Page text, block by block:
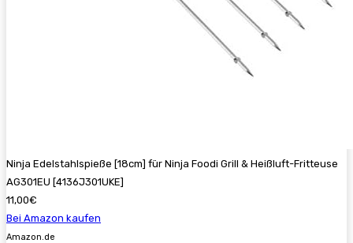
Ninja Edelstahlspieße [18cm] für Ninja Foodi Grill & Heißluft-Fritteuse
AG301EU [4136J301UKE]
11,00€
Bei Amazon kaufen
Amazon.de